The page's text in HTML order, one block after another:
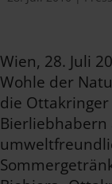
Wien, 28. Juli
Wohle der
die